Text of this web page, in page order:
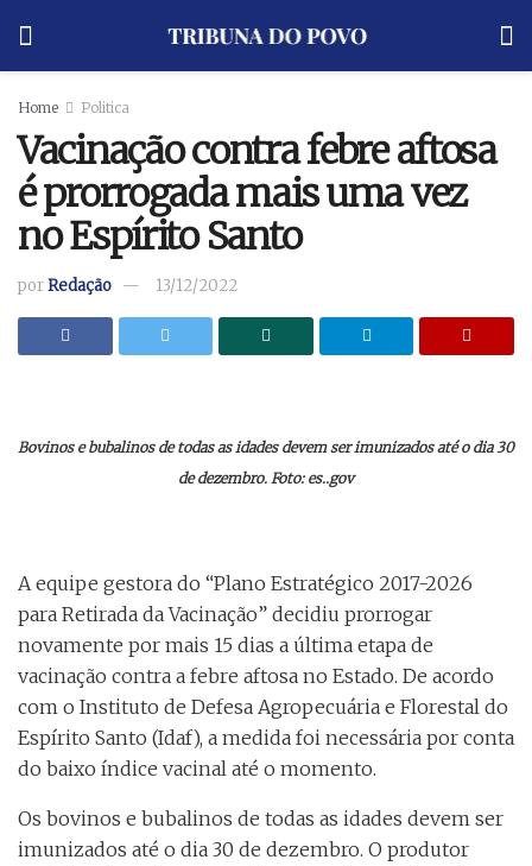
Home Politica
Vacinação contra febre aftosa
é prorrogada mais uma vez
no Espírito Santo
porRedação 13/12/2022
Bovinos e bubalinos de todas as idades devem ser imunizados até o dia 30
de dezembro. Foto: es..gov
A equipe gestora do “Plano Estratégico 2017-2026
para Retirada da Vacinação” decidiu prorrogar
novamente por mais 15 dias a última etapa de
vacinação contra a febre aftosa no Estado. De acordo
com o Instituto de Defesa Agropecuária e Florestal do
Espírito Santo (Idaf), a medida foi necessária por conta
do baixo índice vacinal até o momento.
Os bovinos e bubalinos de todas as idades devem ser
imunizados até o dia 30 de dezembro. O produtor